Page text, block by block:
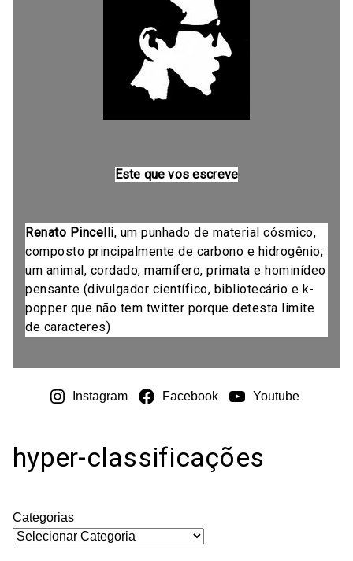
Este que vos escreve
Renato Pincelli, um punhado de material cósmico,
composto principalmente de carbono e hidrogênio;
um animal, cordado, mamífero, primata e hominídeo
pensante (divulgador científico, bibliotecário e k-
popper que não tem twitter porque detesta limite
de caracteres)
Instagram Facebook Youtube
hyper-classificações
Categorias